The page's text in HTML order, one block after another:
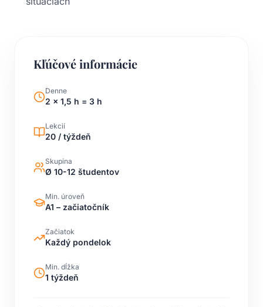
Kľúčové informácie
Denne
2 x 1,5 h = 3 h
Lekcií
20 / týždeň
Skupina
Ø 10-12 študentov
Min. úroveň
A1 – začiatočník
Začiatok
Každý pondelok
Min. dĺžka
1 týždeň